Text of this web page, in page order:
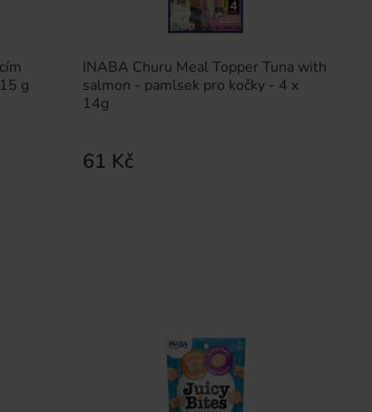
g
INABA Churu Meal Topper Tuna with
salmon - pamlsek pro kočky - 4 x
14g
61 Kč